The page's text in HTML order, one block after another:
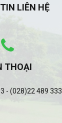
LIÊN HỆ
THOẠI
- (028)22 489 333